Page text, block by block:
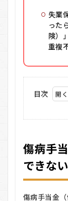
失業
った
険）
重複
目次
当
金
と
失
業
険
傷病手
できな
傷病手当金